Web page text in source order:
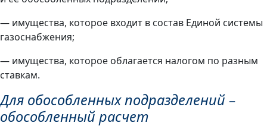
— имущества, которое входит в состав Единой системы
газоснабжения;
— имущества, которое облагается налогом по разным
ставкам.
Для обособленных подразделений –
обособленный расчет